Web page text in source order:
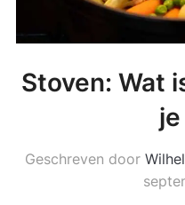
Stoven: Wat
Geschreven door